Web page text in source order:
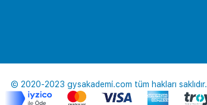
© 2020-2023 gysakademi.com tüm hakları saklıdır.